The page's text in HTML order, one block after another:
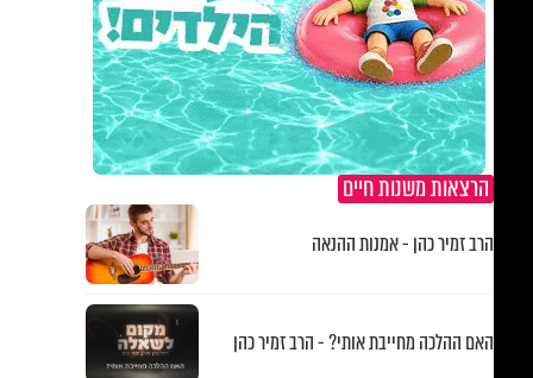
הרצאות משנות חיים
הרב זמיר כהן - אמנות ההנאה
האם ההלכה מחייבת אותי? - הרב זמיר כהן